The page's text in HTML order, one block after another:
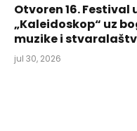
Otvoren 16.
„Kaleidoskop“ uz
muzike i
jul 30, 2026